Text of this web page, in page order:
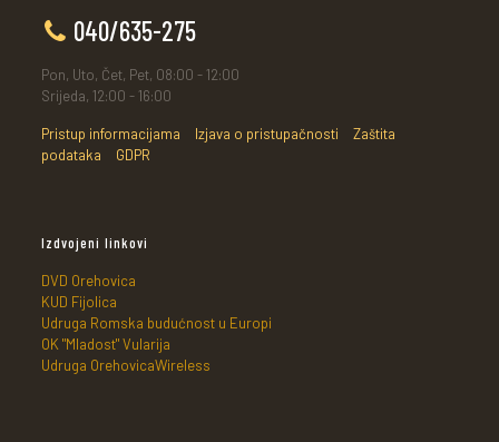
040/635-275
Pon, Uto, Čet, Pet, 08:00 - 12:00
Srijeda, 12:00 - 16:00
Pristup informacijama Izjava o pristupačnosti
Zaštita
podataka
GDPR
Izdvojeni linkovi
DVD Orehovica
KUD Fijolica
Udruga Romska budućnost u Europi
OK "Mladost" Vularija
Udruga OrehovicaWireless